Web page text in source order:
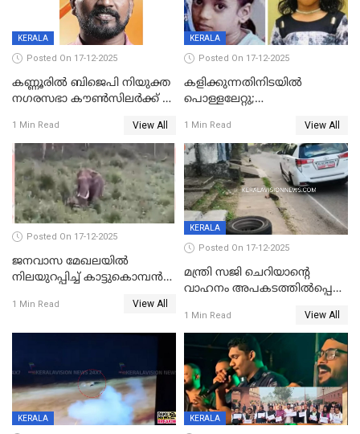
KERALA
Posted On 17-12-2025
കണ്ണൂരിൽ ബിജെപി നിയുക്ത
നഗരസഭാ കൗൺസിലർക്ക് 36
1 Min Read View All
KERALA
Posted On 17-12-2025
കളിക്കുന്നതിനിടയിൽ
പൊള്ളലേറ്റു;
ക്ലാസ് വിദ്യാർത്ഥിനി മരിച്ചു
1 Min Read View All
Posted On 17-12-2025
ജനവാസ മേഖലയില്‍
നിലയുറപ്പിച്ച് കാട്ടുകൊമ്പന്‍
1 Min Read View All
KERALA
Posted On 17-12-2025
മന്ത്രി സജി ചെറിയാന്റെ
വാഹനം അപകടത്തിൽപ്പെട്ടു;
രക്ഷപ്പെട്ടത് തലനാരിടയ്ക്ക്
1 Min Read View All
KERALA KERALA